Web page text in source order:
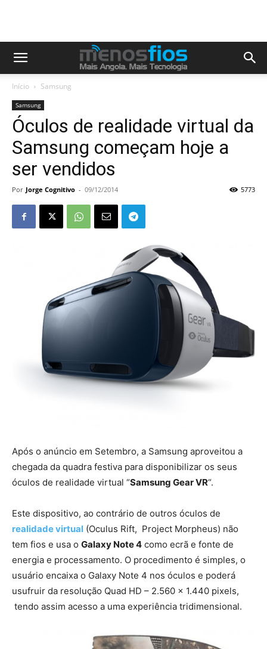
Início Samsung
Samsung
Óculos de realidade virtual da
Samsung começam hoje a
ser vendidos
Por Jorge Cognitivo - 09/12/2014 5773
Após o anúncio em Setembro, a Samsung aproveitou a
chegada da quadra festiva para disponibilizar os seus
óculos de realidade virtual “Samsung Gear VR“.
Este dispositivo, ao contrário de outros óculos de
realidade virtual (Oculus Rift, Project Morpheus) não
tem fios e usa o Galaxy Note 4 como ecrã e fonte de
energia e processamento. O procedimento é simples, o
usuário encaixa o Galaxy Note 4 nos óculos e poderá
usufruir da resolução Quad HD – 2.560 x 1.440 pixels,
tendo assim acesso a uma experiência tridimensional.